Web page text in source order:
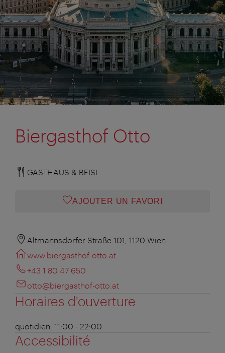
Biergasthof Otto
GASTHAUS & BEISL
AJOUTER UN FAVORI
Altmannsdorfer Straße 101, 1120 Wien
www.biergasthof-otto.at
+43 1 80 47 650
otto@biergasthof-otto.at
Horaires d'ouverture
quotidien, 11:00 - 22:00
Accessibilité